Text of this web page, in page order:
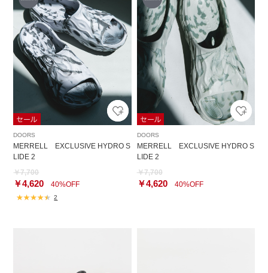
DOORS
MERRELL EXCLUSIVE HYDRO S
LIDE 2
￥7,700
￥4,620 40%OFF
2
DOORS
MERRELL EXCLUSIVE HYDRO S
LIDE 2
￥7,700
￥4,62040%OFF